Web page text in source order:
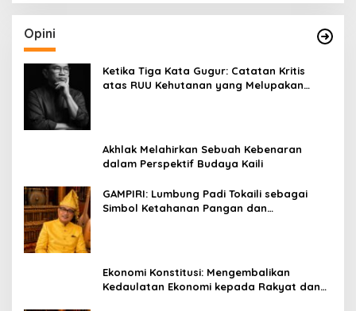
Opini
Ketika Tiga Kata Gugur: Catatan Kritis
atas RUU Kehutanan yang Melupakan
Akhlak Melahirkan Sebuah Kebenaran
dalam Perspektif Budaya Kaili
GAMPIRI: Lumbung Padi Tokaili sebagai
Simbol Ketahanan Pangan dan
Ekonomi Konstitusi: Mengembalikan
Kedaulatan Ekonomi kepada Rakyat dan